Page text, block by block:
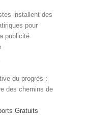
installent des
pour
publicité
du progrès :
des chemins de
Gratuits